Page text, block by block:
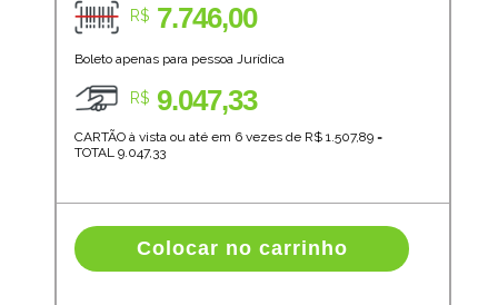
R$ 7.746,00
Boleto apenas para pessoa Jurídica
R$ 9.047,33
CARTÃO à vista ou até em 6 vezes de R$ 1.507,89=
TOTAL 9.047,33
Colocar no carrinho